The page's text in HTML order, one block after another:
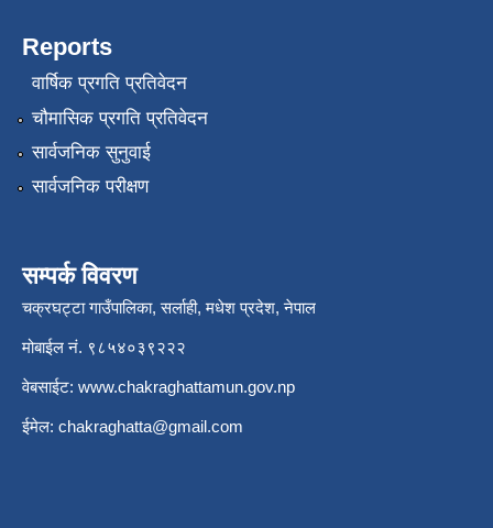
Reports
वार्षिक प्रगति प्रतिवेदन
चौमासिक प्रगति प्रतिवेदन
सार्वजनिक सुनुवाई
सार्वजनिक परीक्षण
सम्पर्क विवरण
चक्रघट्टा गाउँपालिका, सर्लाही, मधेश प्रदेश, नेपाल
मोबाईल नं. ९८५४०३९२२२
वेबसाईट: www.chakraghattamun.gov.np
ईमेल: chakraghatta@gmail.com